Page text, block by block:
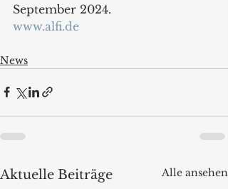
September 2024.
www.alfi.de
News
Aktuelle Beiträge Alle ansehen